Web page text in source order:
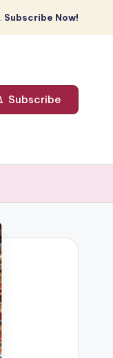
Subscribe Now!
Subscribe